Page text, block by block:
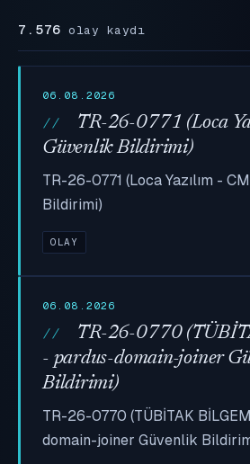
7.576 olay kaydı
06.08.2026
TR-26-0771 (Loca
Güvenlik Bildirimi)
TR-26-0771 (Loca Yazılım -
Bildirimi)
OLAY
06.08.2026
TR-26-0770
- pardus-domain-joiner
Bildirimi)
TR-26-0770 (TÜBİTAK
domain-joiner Güvenlik